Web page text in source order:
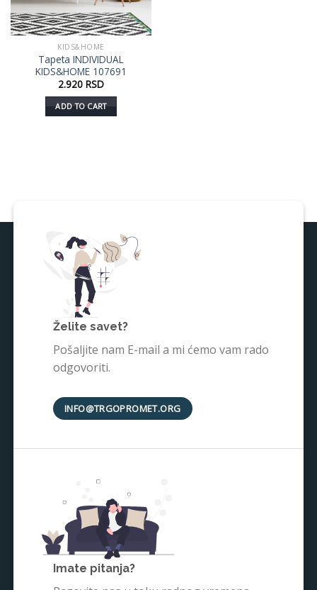
KIDS&HOME
Tapeta INDIVIDUAL
KIDS&HOME 107691
2.920 RSD
ADD TO CART
Želite savet?
Pošaljite nam E-mail a mi ćemo vam rado
odgovoriti.
INFO@TRGOPROMET.ORG
Imate pitanja?